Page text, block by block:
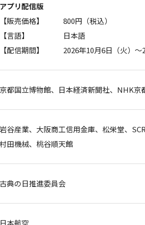
アプリ配信版
【販売価格】
800円（税込）
【言語】
日本語
【配信期間】
2026年10月6日（火）
京都国立博物館、日本経済新聞社、NHK
岩谷産業、大阪商工信用金庫、松栄堂、
村田機械、桃谷順天館
古典の日推進委員会
日本航空